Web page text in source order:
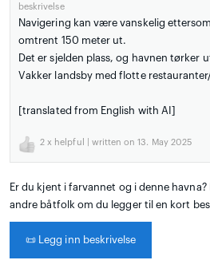
beskrivelse
Navigering kan være vanskelig
omtrent 150 meter ut.
Det er sjelden plass, og havnen tørker
Vakker landsby med flotte
[translated from English with AI]
2 x helpful | written on 13. May 2025
Er du kjent i farvannet og i denne
andre båtfolk om du legger til en kort
📜 Legg inn beskrivelse